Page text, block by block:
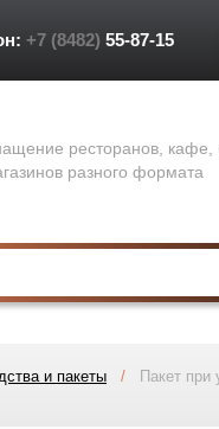
+7 (8482) 55-87-15
ресторанов,
разного формата
и пакеты /
Пакет при